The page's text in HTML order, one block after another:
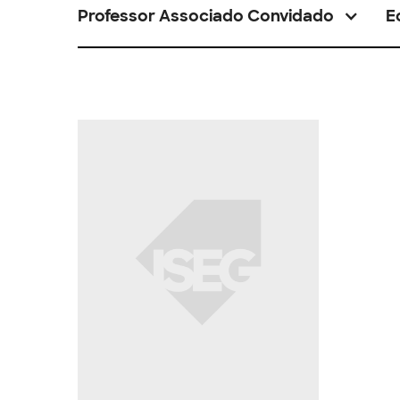
Professor Associado Convidado